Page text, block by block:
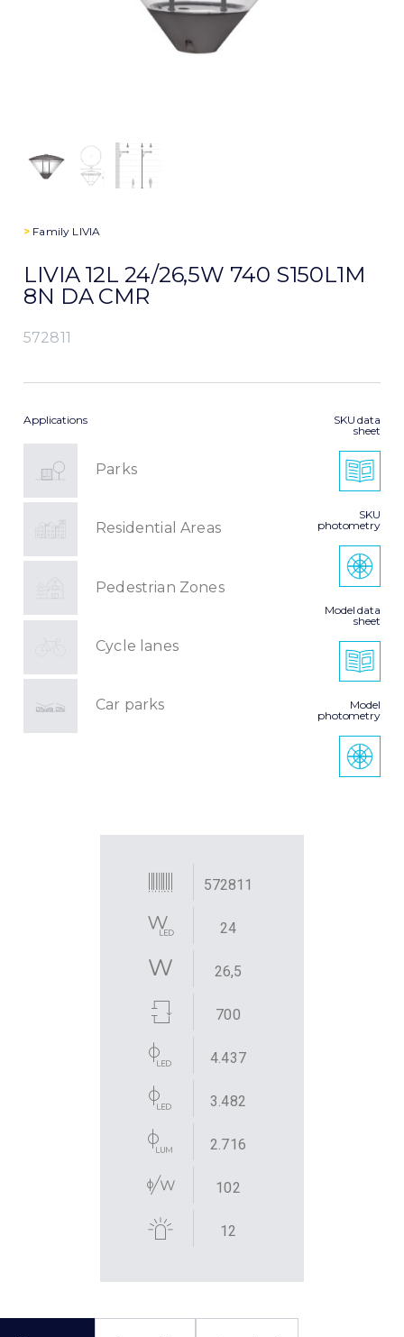
> Family LIVIA
LIVIA 12L 24/26,5W 740 S150L1M
8N DA CMR
572811
Applications
Parks
Residential Areas
Pedestrian Zones
Cycle lanes
Car parks
SKU data
sheet
SKU
photometry
Model data
sheet
Model
photometry
572811
24
26,5
700
4.437
3.482
2.716
102
12